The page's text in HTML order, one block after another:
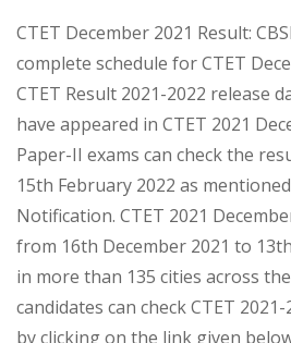
CTET December 2021 Result:
complete schedule for CTET
CTET Result 2021-2022 release
have appeared in CTET 2021
Paper-II exams can check the
15th February 2022 as
Notification. CTET 2021
from 16th December 2021 to
in more than 135 cities across
candidates can check CTET
by clicking on the link given